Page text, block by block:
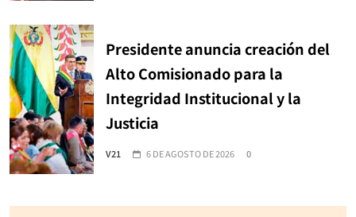
Presidente anuncia creación del
Alto Comisionado para la
Integridad Institucional y la
Justicia
V21 6 DE AGOSTO DE 2026 0